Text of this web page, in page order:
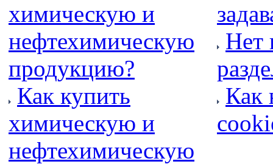
химическую и
нефтехимическую
продукцию?
Как купить
химическую и
нефтехимическую
Нет
Как